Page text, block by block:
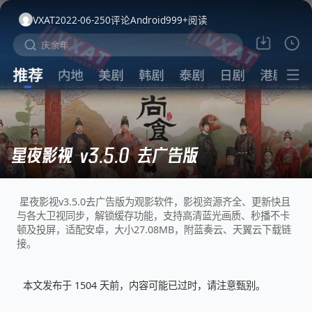
VXAT2022-06-250评论Android999+阅读
星夜影视 v3.5.0 去广告版
星夜影视v3.5.0去广告版为观影软件，影视资源齐全、更新快且
与各大卫视同步，解锁缓存功能，支持高清蓝光画质、秒播不卡
顿及投屏，适配安卓，大小27.08MB，附蓝奏云、天翼云下载链
接。
本文发布于 1504 天前，内容可能已过时，请注意甄别。